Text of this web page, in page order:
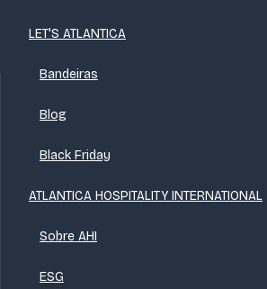
LET'S ATLANTICA
Bandeiras
Blog
Black Friday
ATLANTICA HOSPITALITY INTERNATIONAL
Sobre AHI
ESG